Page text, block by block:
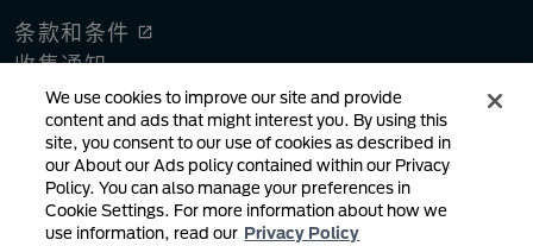
条款和条件
收集通知
隐私政策
您的隐私选择
链接政策
版权侵权通知
用户生成内容
We use cookies to improve our site and provide
content and ads that might interest you. By using this
site, you consent to our use of cookies as described in
our About our Ads policy contained within our Privacy
Policy. You can also manage your preferences in
Cookie Settings. For more information about how we
use information, read our Privacy Policy